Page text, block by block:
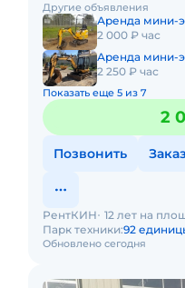
часов работы + 1 час
Другие объявления
Аренда мини-
2 000 ₽ час
Аренда мини-
2 250 ₽ час
Показать еще 5 из 7
2
Позвонить
Обновлено сегодня
РентКИН 12 лет на
Парк техники:92